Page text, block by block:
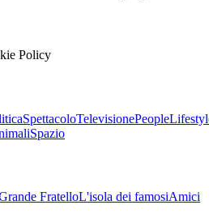
Policy
SpettacoloTelevisionePeople
Spazio
FratelloL'isola dei famosiAmici